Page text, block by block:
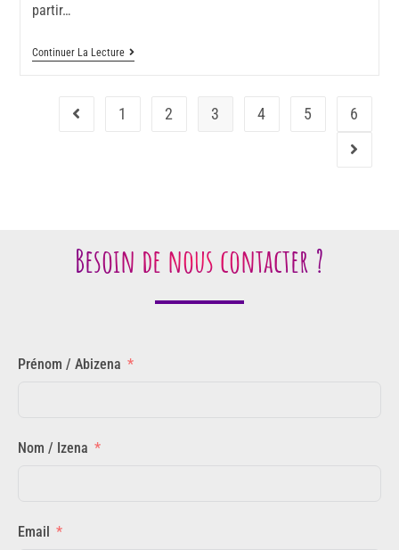
partir…
Continuer La Lecture
1 2 3 4 5 6
Besoin de nous contacter ?
Prénom / Abizena
Nom / Izena
Email